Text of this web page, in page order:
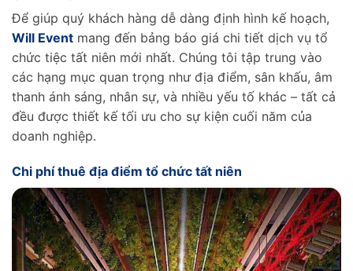
Để giúp quý khách hàng dễ dàng định hình kế hoạch,
Will Event mang đến bảng báo giá chi tiết dịch vụ tổ
chức tiệc tất niên mới nhất. Chúng tôi tập trung vào
các hạng mục quan trọng như địa điểm, sân khấu, âm
thanh ánh sáng, nhân sự, và nhiều yếu tố khác – tất cả
đều được thiết kế tối ưu cho sự kiện cuối năm của
doanh nghiệp.
Chi phí thuê địa điểm tổ chức tất niên